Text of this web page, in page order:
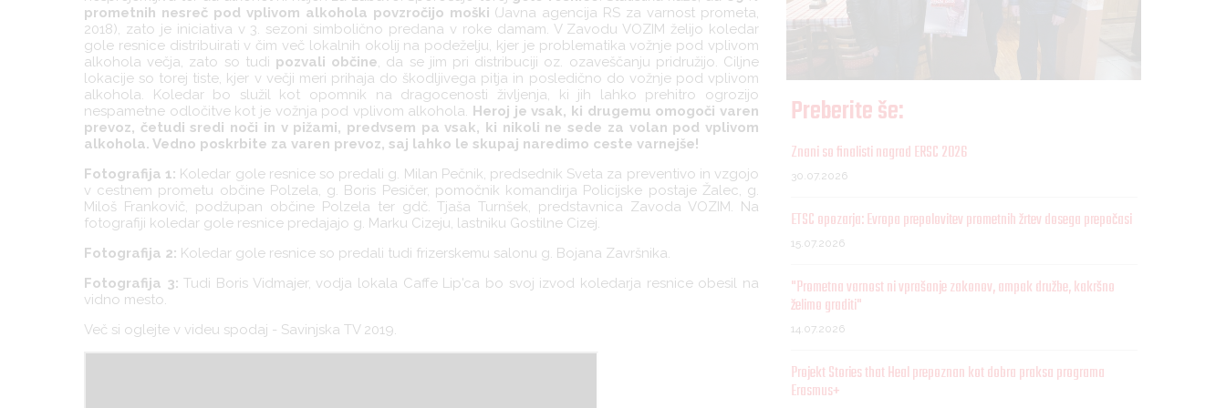
prometnih nesreč pod vplivom alkohola povzročijo moški (Javna agencija RS za varnost prometa,
2018), zato je iniciativa v 3. sezoni simbolično predana v roke damam. V Zavodu VOZIM želijo koledar
gole resnice distribuirati v čim več lokalnih okolij na podeželju, kjer je problematika vožnje pod vplivom
alkohola večja, zato so tudi pozvali občine, da se jim pri distribuciji oz. ozaveščanju pridružijo. Ciljne
lokacije so torej tiste, kjer v večji meri prihaja do škodljivega pitja in posledično do vožnje pod vplivom
alkohola. Koledar bo služil kot opomnik na dragocenosti življenja, ki jih lahko prehitro ogrozijo
nespametne odločitve kot je vožnja pod vplivom alkohola. Heroj je vsak, ki drugemu omogoči varen
prevoz, četudi sredi noči in v pižami, predvsem pa vsak, ki nikoli ne sede za volan pod vplivom
alkohola. Vedno poskrbite za varen prevoz, saj lahko le skupaj naredimo ceste varnejše!
Fotografija 1: Koledar gole resnice so predali g. Milan Pečnik, predsednik Sveta za preventivo in vzgojo
v cestnem prometu občine Polzela, g. Boris Pesičer, pomočnik komandirja Policijske postaje Žalec, g.
Miloš Frankovič, podžupan občine Polzela ter gdč. Tjaša Turnšek, predstavnica Zavoda VOZIM. Na
fotografiji koledar gole resnice predajajo g. Marku Cizeju, lastniku Gostilne Cizej.
Fotografija 2: Koledar gole resnice so predali tudi frizerskemu salonu g. Bojana Završnika.
Fotografija 3: Tudi Boris Vidmajer, vodja lokala Caffe Lip'ca bo svoj izvod koledarja resnice obesil na
vidno mesto.
Več si oglejte v videu spodaj - Savinjska TV 2019.
Preberite še:
Znani so finalisti nagrad ERSC 2026
30.07.2026
ETSC opozarja: Evropa prepolovitev prometnih žrtev dosega prepočasi
15.07.2026
"Prometna varnost ni vprašanje zakonov, ampak družbe, kakršno
želimo graditi"
14.07.2026
Projekt Stories that Heal prepoznan kot dobra praksa programa
Erasmus+